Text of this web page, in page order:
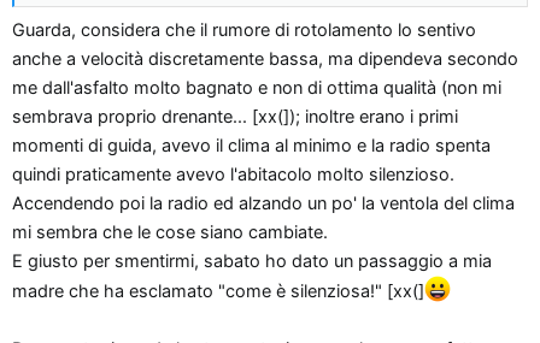
Secondo te utilizzando pneumatici con mescola più morbida
potrebbe essere parzialmente risolto il problemino ?
Che mi dici della strumentazione in notturna ? l'hai trovata ben
leggibile, i colori utilizzati li trovi appropriati esteticamente
visto che il modello sport usa colorazioni diverse rispetto agli
altri modelli ?
Ciao e grazie ancora
Guarda, considera che il rumore di rotolamento lo sentivo
anche a velocità discretamente bassa, ma dipendeva secondo
me dall'asfalto molto bagnato e non di ottima qualità (non mi
sembrava proprio drenante... [xx(]); inoltre erano i primi
momenti di guida, avevo il clima al minimo e la radio spenta
quindi praticamente avevo l'abitacolo molto silenzioso.
Accendendo poi la radio ed alzando un po' la ventola del clima
mi sembra che le cose siano cambiate.
E giusto per smentirmi, sabato ho dato un passaggio a mia
madre che ha esclamato "come è silenziosa!" [xx(]